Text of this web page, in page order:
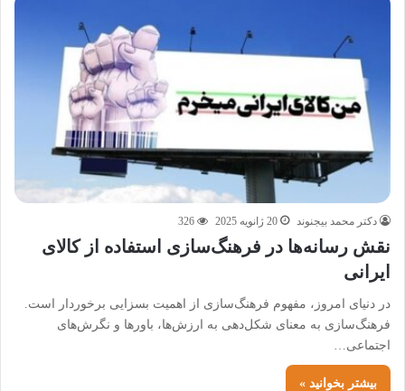
دکتر محمد بیجنوند 20 ژانویه 2025 326
نقش رسانه‌ها در فرهنگ‌سازی استفاده از کالای
ایرانی
در دنیای امروز، مفهوم فرهنگ‌سازی از اهمیت بسزایی برخوردار است.
فرهنگ‌سازی به معنای شکل‌دهی به ارزش‌ها، باورها و نگرش‌های
اجتماعی…
بیشتر بخوانید »